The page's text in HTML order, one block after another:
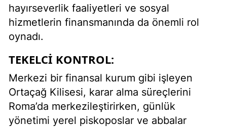
hayırseverlik faaliyetleri ve sosyal
hizmetlerin finansmanında da önemli rol
oynadı.
TEKELCI KONTROL:
Merkezi bir finansal kurum gibi işleyen
Ortaçağ Kilisesi, karar alma süreçlerini
Roma’da merkezileştirirken, günlük
yönetimi yerel piskoposlar ve abbalar